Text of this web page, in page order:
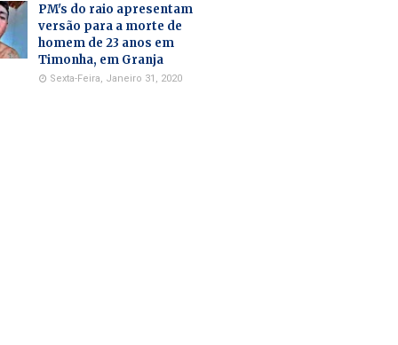
PM's do raio apresentam
versão para a morte de
homem de 23 anos em
Timonha, em Granja
Sexta-Feira, Janeiro 31, 2020